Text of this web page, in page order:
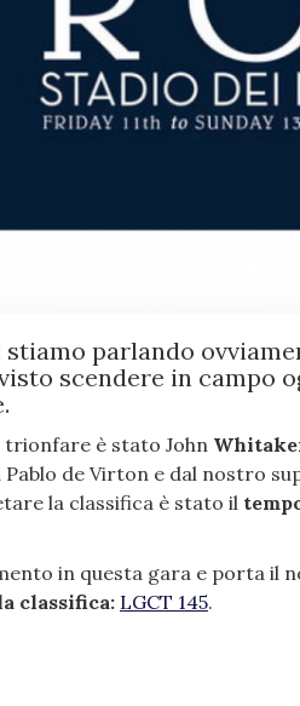
stiamo parlando
scendere in campo
trionfare è stato John
Pablo de Virton e dal nostro
la classifica è stato il
in questa gara e porta il
classifica: LGCT 145.